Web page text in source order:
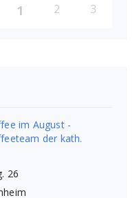
1 2 3
im August -
der kath.
26